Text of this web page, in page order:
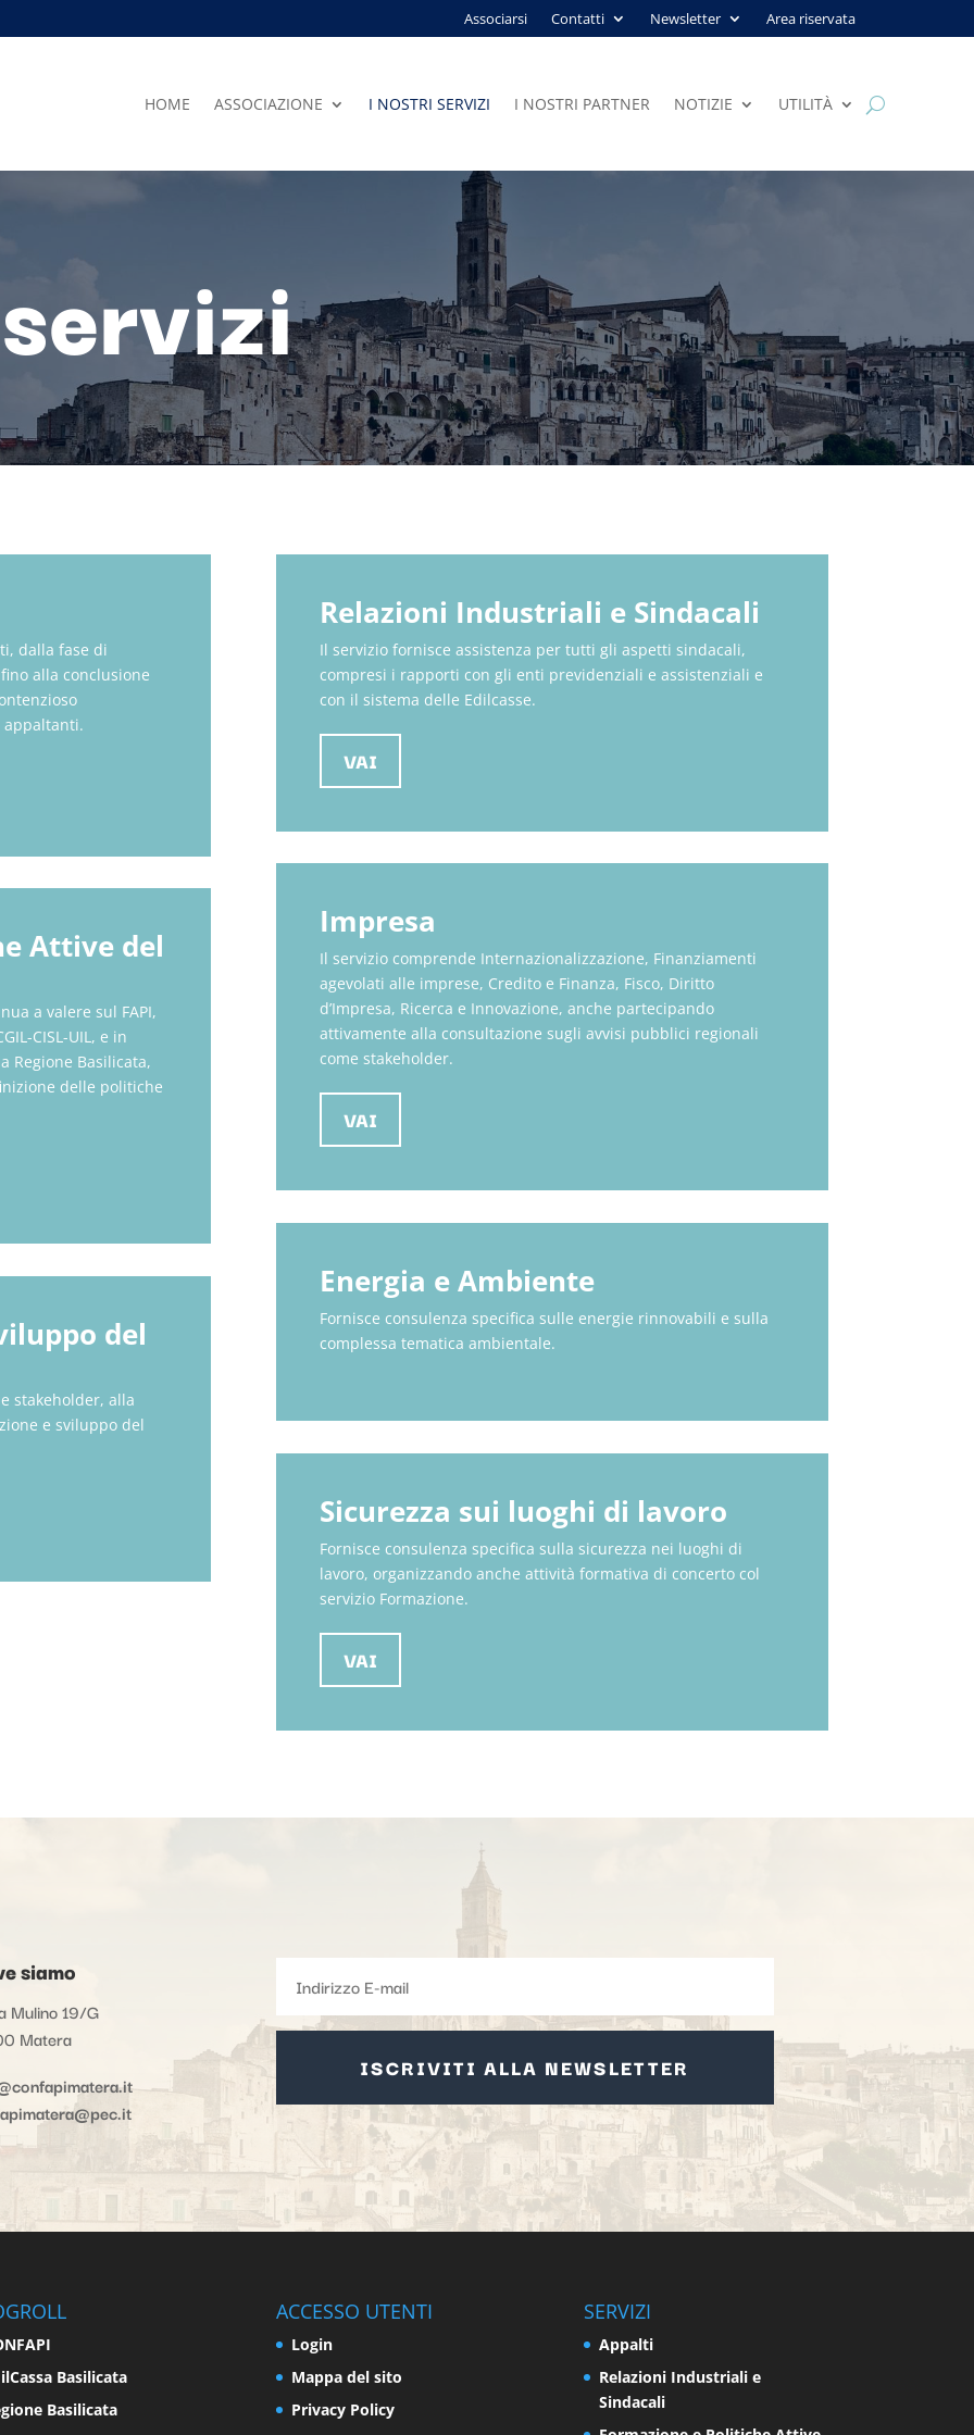
Associarsi Contatti Newsletter Area riservata
HOME ASSOCIAZIONE I NOSTRI SERVIZI I NOSTRI PARTNER NOTIZIE UTILITÀ
dalla fase di
alla conclusione
Attive del
a valere sul FAPI,
CISL-UIL, e in
Regione Basilicata,
delle politiche
del
stakeholder, alla
e sviluppo del
Relazioni Industriali e Sindacali
Il servizio fornisce assistenza per tutti gli aspetti sindacali,
compresi i rapporti con gli enti previdenziali e assistenziali e
con il sistema delle Edilcasse.
VAI
Impresa
Il servizio comprende Internazionalizzazione, Finanziamenti
agevolati alle imprese, Credito e Finanza, Fisco, Diritto
d’Impresa, Ricerca e Innovazione, anche partecipando
attivamente alla consultazione sugli avvisi pubblici regionali
come stakeholder.
VAI
Energia e Ambiente
Fornisce consulenza specifica sulle energie rinnovabili e sulla
complessa tematica ambientale.
Sicurezza sui luoghi di lavoro
Fornisce consulenza specifica sulla sicurezza nei luoghi di
lavoro, organizzando anche attività formativa di concerto col
servizio Formazione.
VAI
siamo
Mulino 19/G
Matera
ISCRIVITI ALLA NEWSLETTER
Basilicata
Basilicata
ACCESSO UTENTI
Login
Mappa del sito
Privacy Policy
SERVIZI
Appalti
Relazioni Industriali e
Sindacali